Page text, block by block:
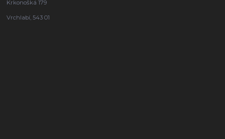
Krkonošká 179
Vrchlabí, 543 01